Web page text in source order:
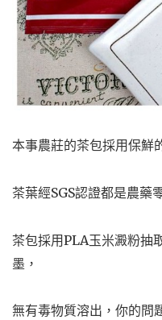
本事農莊的茶包採用保鮮
茶葉經SGS認證都是農藥
茶包採用PLA玉米澱粉抽
墨，
無有毒物質溶出，你的問